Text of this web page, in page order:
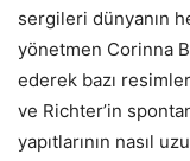
sergileri dünyanın
yönetmen Corinna
ederek bazı
ve Richter’in
yapıtlarının nasıl